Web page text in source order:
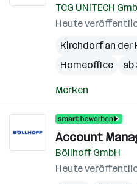
TCG UNITECH
Heute
Kirchdorf an der
Homeoffice
ab
Merken
Account
Böllhoff GmbH
Heute